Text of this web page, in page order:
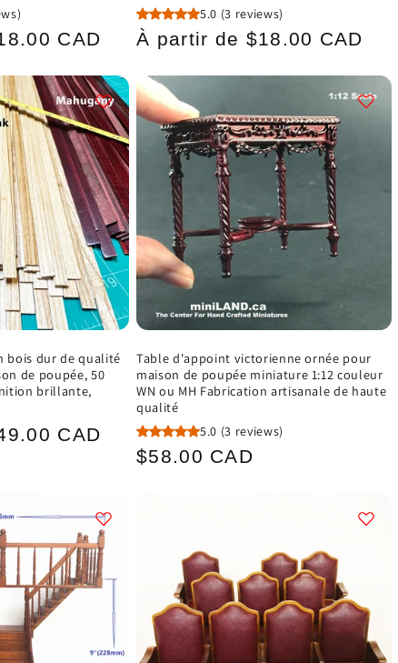
CAD
5.0 (3 reviews)
Prix
À partir de $18.00 CAD
bois dur de qualité
de poupée, 50
brillante,
CAD
Table d'appoint victorienne ornée pour
maison de poupée miniature 1:12 couleur
WN ou MH Fabrication artisanale de haute
qualité
5.0 (3 reviews)
Prix
$58.00 CAD